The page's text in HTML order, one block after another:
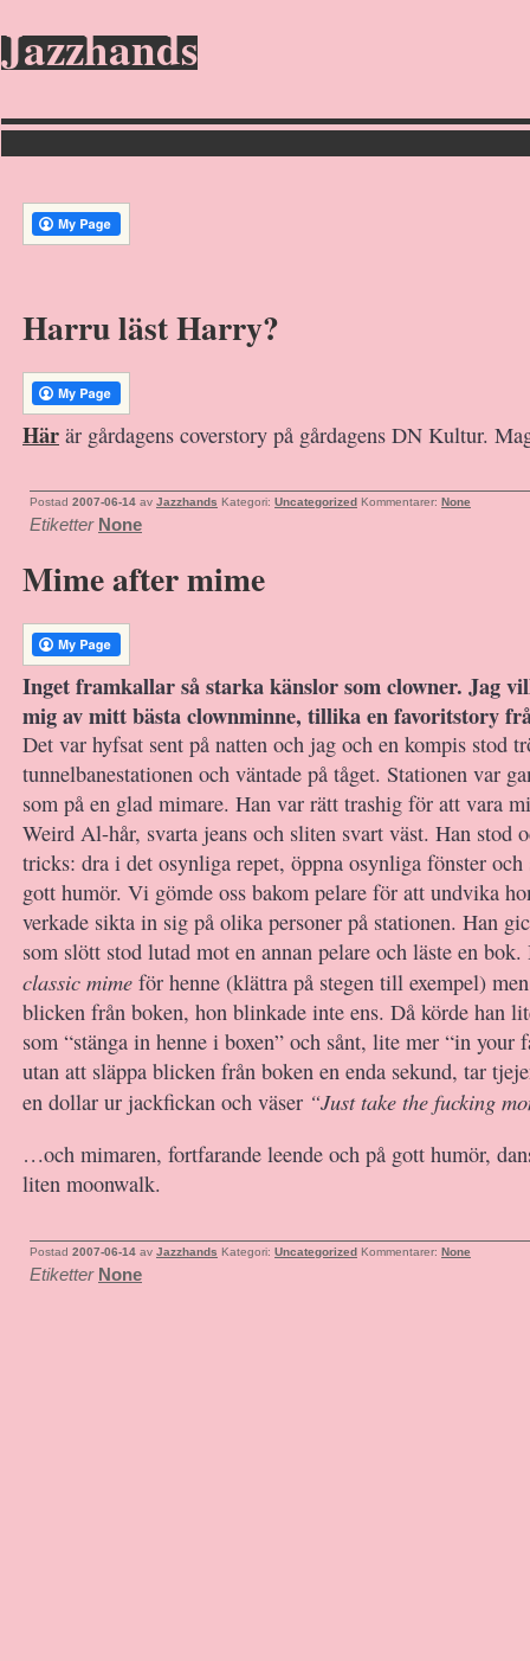
Jazzhands
Harru läst Harry?
Här är gårdagens coverstory på gårdagens DN Kultur.
Postad 2007-06-14 av Jazzhands Kategori: Uncategorized Kommentarer: None
Etiketter None
Mime after mime
Inget framkallar så starka känslor som clowner. Jag
mig av mitt bästa clownminne, tillika en favoritstory
Det var hyfsat sent på natten och jag och en kompis stod
tunnelbanestationen och väntade på tåget. Stationen var
som på en glad mimare. Han var rätt trashig för att vara
Weird Al-hår, svarta jeans och sliten svart väst. Han stod
tricks: dra i det osynliga repet, öppna osynliga fönster
gott humör. Vi gömde oss bakom pelare för att undvika
verkade sikta in sig på olika personer på stationen. Han
som slött stod lutad mot en annan pelare och läste en
classic mime för henne (klättra på stegen till exempel)
blicken från boken, hon blinkade inte ens. Då körde han
som “stänga in henne i boxen” och sånt, lite mer “in your
utan att släppa blicken från boken en enda sekund, tar
en dollar ur jackfickan och väser “Just take the fucking
…och mimaren, fortfarande leende och på gott humör,
liten moonwalk.
Postad 2007-06-14 av Jazzhands Kategori: Uncategorized Kommentarer: None
Etiketter None